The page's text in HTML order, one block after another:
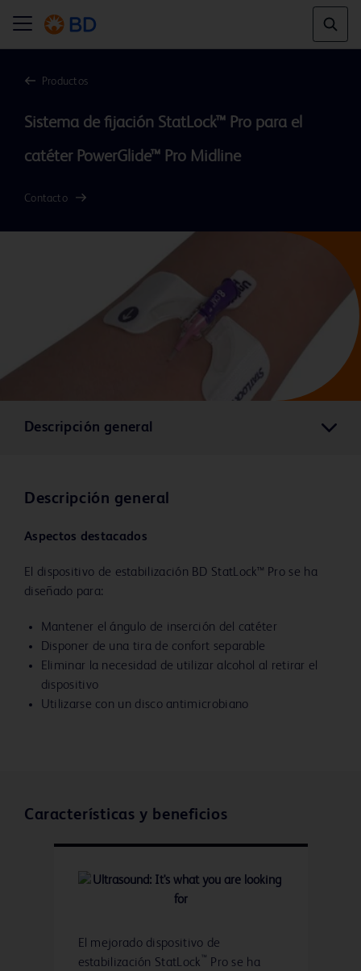
Productos
Sistema de fijación StatLock™ Pro para el
Contacto
Descripción general
Descripción general
Aspectos destacados
El dispositivo de estabilización BD StatLock™ Pro se ha
diseñado para:
Mantener el ángulo de inserción del catéter
Disponer de una tira de confort separable
Eliminar la necesidad de utilizar alcohol al retirar el
dispositivo
Utilizarse con un disco antimicrobiano
Características y beneficios
El mejorado dispositivo de
estabilización StatLock ™ Pro se ha